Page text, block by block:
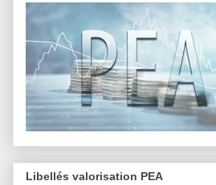
Libellés valorisation PEA